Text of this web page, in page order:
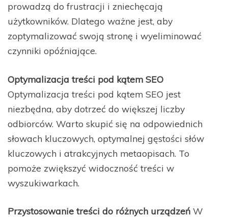
prowadzą do frustracji i zniechęcają
użytkowników. Dlatego ważne jest, aby
zoptymalizować swoją stronę i wyeliminować
czynniki opóźniające.
Optymalizacja treści pod kątem SEO
Optymalizacja treści pod kątem SEO jest
niezbędna, aby dotrzeć do większej liczby
odbiorców. Warto skupić się na odpowiednich
słowach kluczowych, optymalnej gęstości słów
kluczowych i atrakcyjnych metaopisach. To
pomoże zwiększyć widoczność treści w
wyszukiwarkach.
Przystosowanie treści do różnych urządzeń W